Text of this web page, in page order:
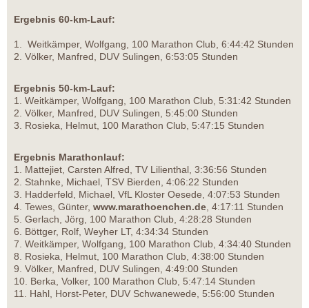
Ergebnis 60-km-Lauf:
1. Weitkämper, Wolfgang, 100 Marathon Club, 6:44:42 Stunden
2. Völker, Manfred, DUV Sulingen, 6:53:05 Stunden
Ergebnis 50-km-Lauf:
1. Weitkämper, Wolfgang, 100 Marathon Club, 5:31:42 Stunden
2. Völker, Manfred, DUV Sulingen, 5:45:00 Stunden
3. Rosieka, Helmut, 100 Marathon Club, 5:47:15 Stunden
Ergebnis Marathonlauf:
1. Mattejiet, Carsten Alfred, TV Lilienthal, 3:36:56 Stunden
2. Stahnke, Michael, TSV Bierden, 4:06:22 Stunden
3. Hadderfeld, Michael, VfL Kloster Oesede, 4:07:53 Stunden
4. Tewes, Günter, www.marathoenchen.de , 4:17:11 Stunden
5. Gerlach, Jörg, 100 Marathon Club, 4:28:28 Stunden
6. Böttger, Rolf, Weyher LT, 4:34:34 Stunden
7. Weitkämper, Wolfgang, 100 Marathon Club, 4:34:40 Stunden
8. Rosieka, Helmut, 100 Marathon Club, 4:38:00 Stunden
9. Völker, Manfred, DUV Sulingen, 4:49:00 Stunden
10. Berka, Volker, 100 Marathon Club, 5:47:14 Stunden
11. Hahl, Horst-Peter, DUV Schwanewede, 5:56:00 Stunden